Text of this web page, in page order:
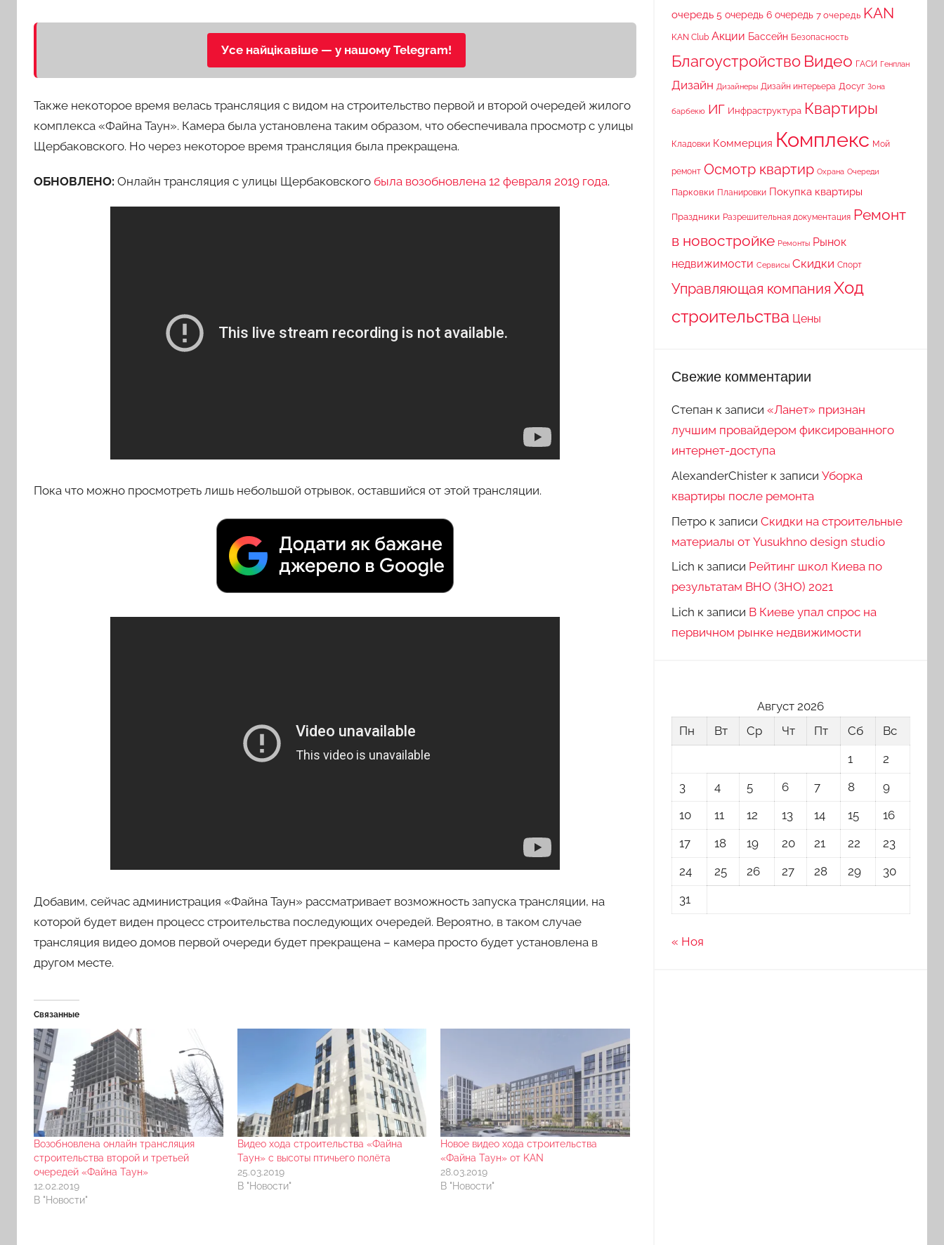
Усе найцікавіше — у нашому Telegram!
Также некоторое время велась трансляция с видом на строительство первой и второй очередей жилого
комплекса «Файна Таун». Камера была установлена таким образом, что обеспечивала просмотр с улицы
Щербаковского. Но через некоторое время трансляция была прекращена.
ОБНОВЛЕНО: Онлайн трансляция с улицы Щербаковского была возобновлена 12 февраля 2019 года.
Пока что можно просмотреть лишь небольшой отрывок, оставшийся от этой трансляции.
Добавим, сейчас администрация «Файна Таун» рассматривает возможность запуска трансляции, на
которой будет виден процесс строительства последующих очередей. Вероятно, в таком случае
трансляция видео домов первой очереди будет прекращена – камера просто будет установлена в
другом месте.
Связанные
Возобновлена онлайн трансляция
строительства второй и третьей
очередей «Файна Таун»
12.02.2019
В "Новости"
Видео хода строительства «Файна
Таун» с высоты птичьего полёта
25.03.2019
В "Новости"
Новое видео хода строительства
«Файна Таун» от KAN
28.03.2019
В "Новости"
очередь 5 очередь 6 очередь 7 очередь KAN
KAN Club Акции Бассейн Безопасность
Благоустройство Видео ГАСИ Генплан
Дизайн Дизайнеры Дизайн интерьера Досуг Зона
барбекю ИГ Инфраструктура Квартиры
Кладовки Коммерция Комплекс Мой
ремонт Осмотр квартир Охрана Очереди
Парковки Планировки Покупка квартиры
Праздники Разрешительная документация Ремонт
в новостройке Ремонты Рынок
недвижимости Сервисы Скидки Спорт
Управляющая компания Ход
строительства Цены
Свежие комментарии
Степан к записи «Ланет» признан
лучшим провайдером фиксированного
интернет-доступа
AlexanderChisterк записи Уборка
квартиры после ремонта
Петрок записи Скидки на строительные
материалы от Yusukhno design studio
Lich к записи Рейтинг школ Киева по
результатам ВНО (ЗНО) 2021
Lich к записи В Киеве упал спрос на
первичном рынке недвижимости
Август 2026
Пн
Вт Ср Чт Пт Сб
Вс
1
2
3
4 5 6 7 8
9
10
11 12 13 14 15
16
17
18 19 20 21 22
23
24
25 26 27 28 29
30
31
« Ноя